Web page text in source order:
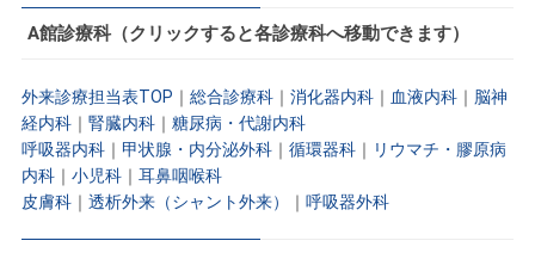
A館診療科（クリックすると各診療科へ移動できます）
外来診療担当表TOP ｜ 総合診療科｜ 消化器内科｜ 血液内科｜ 脳神
経内科｜ 腎臓内科｜ 糖尿病・代謝内科
呼吸器内科｜ 甲状腺・内分泌外科｜ 循環器科｜ リウマチ・膠原病
内科｜ 小児科｜ 耳鼻咽喉科
皮膚科｜ 透析外来（シャント外来） ｜ 呼吸器外科